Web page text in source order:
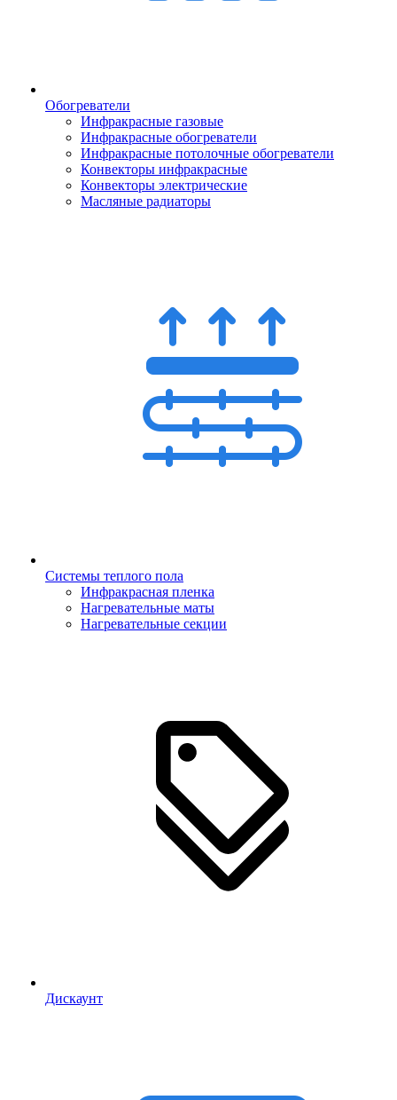
Обогреватели
Инфракрасные газовые
Инфракрасные обогреватели
Инфракрасные потолочные обогреватели
Конвекторы инфракрасные
Конвекторы электрические
Масляные радиаторы
Системы теплого пола
Инфракрасная пленка
Нагревательные маты
Нагревательные секции
Дискаунт